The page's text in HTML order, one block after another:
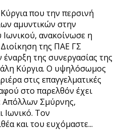
που την περσινή
αμυντικών στην
ανακοίνωσε η
της ΠΑΕ ΓΣ
της συνεργασίας της
Κύργια. Ο υψηλόσωμος
στις επαγγελματικές
στο παρελθόν έχει
Απόλλων Σμύρνης,
Ιωνικό. Τον
και του ευχόμαστε...